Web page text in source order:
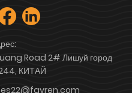
Road 2# Лишуй город
КИТАЙ